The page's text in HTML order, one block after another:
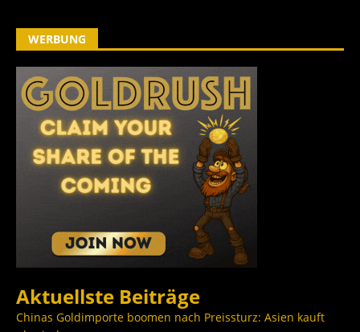
WERBUNG
Aktuellste Beiträge
Chinas Goldimporte boomen nach Preissturz: Asien kauft